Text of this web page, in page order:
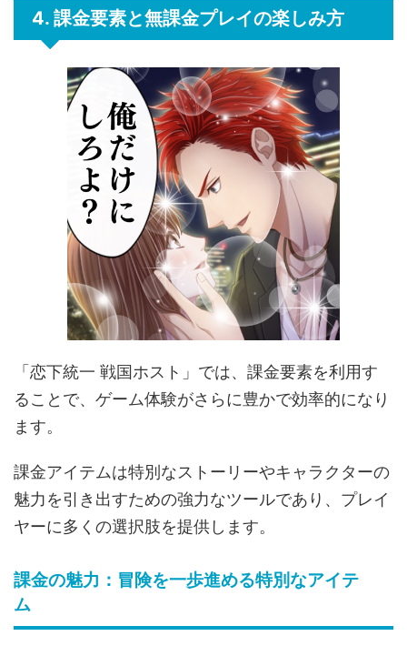
4. 課金要素と無課金プレイの楽しみ方
「恋下統一 戦国ホスト」では、課金要素を利用す
ることで、ゲーム体験がさらに豊かで効率的になり
ます。
課金アイテムは特別なストーリーやキャラクターの
魅力を引き出すための強力なツールであり、プレイ
ヤーに多くの選択肢を提供します。
課金の魅力：冒険を一歩進める特別なアイテ
ム